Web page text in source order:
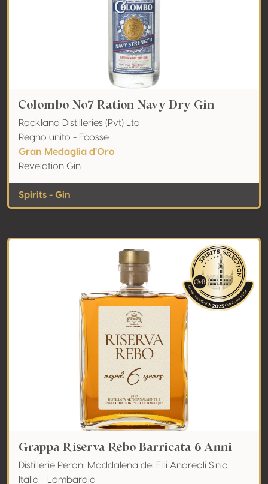
Colombo No7 Ration Navy Dry Gin
Rockland Distilleries (Pvt) Ltd
Regno unito - Ecosse
Gran Medaglia d'Oro
Revelation Gin
Spirits - Gin
Grappa Riserva Rebo Barricata 6 Anni
Distillerie Peroni Maddalena dei F.lli Andreoli S.n.c.
Italia - Lombardia